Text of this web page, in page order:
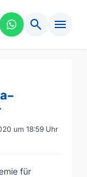
search menu
um 18:59 Uhr
für